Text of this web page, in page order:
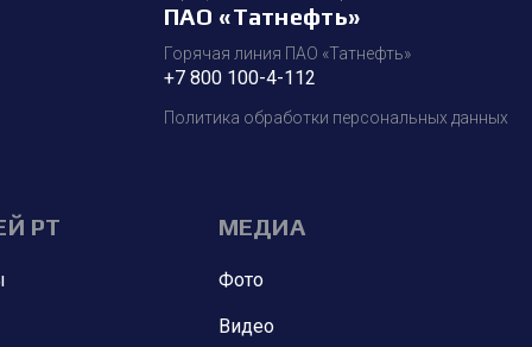
ПАО «Татнефть»
Горячая линия ПАО «Татнефть»
+7 800 100-4-112
Политика обработки персональных данных
РТ МЕДИА
Фото
Видео